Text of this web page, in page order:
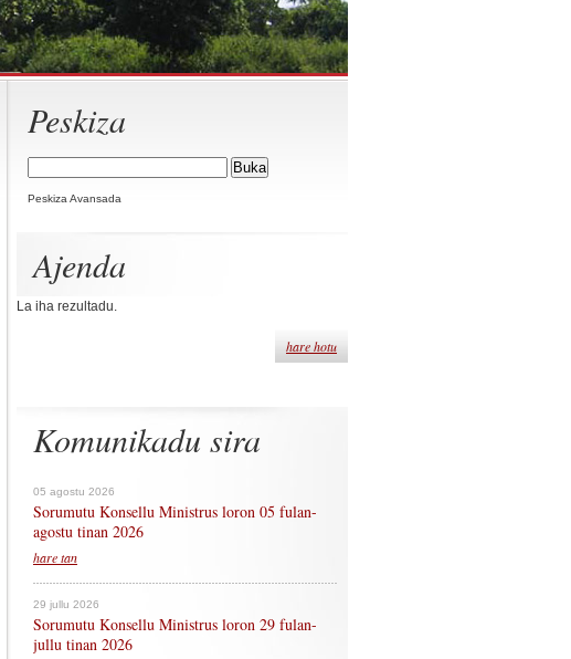
Peskiza
Peskiza Avansada
Ajenda
La iha rezultadu.
hare hotu
Komunikadu sira
05 agostu 2026
Sorumutu Konsellu Ministrus loron 05 fulan-
agostu tinan 2026
hare tan
29 jullu 2026
Sorumutu Konsellu Ministrus loron 29 fulan-
jullu tinan 2026